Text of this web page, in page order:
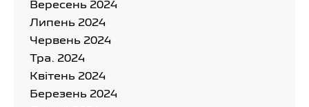
Вересень 2024
Липень 2024
Червень 2024
Тра. 2024
Квітень 2024
Березень 2024